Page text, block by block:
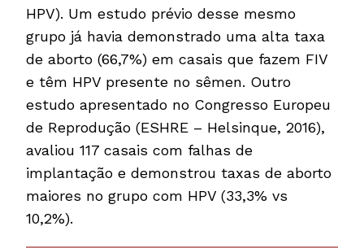
HPV). Um estudo prévio desse mesmo
grupo já havia demonstrado uma alta taxa
de aborto (66,7%) em casais que fazem FIV
e têm HPV presente no sêmen. Outro
estudo apresentado no Congresso Europeu
de Reprodução (ESHRE – Helsinque, 2016),
avaliou 117 casais com falhas de
implantação e demonstrou taxas de aborto
maiores no grupo com HPV (33,3% vs
10,2%).